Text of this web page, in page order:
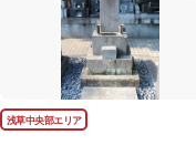
浅草中央部エリア